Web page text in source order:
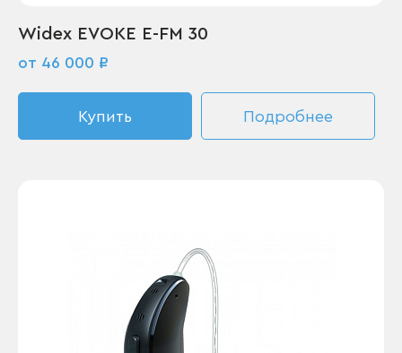
Widex EVOKE E-FM 30
от 46 000 ₽
Купить Подробнее